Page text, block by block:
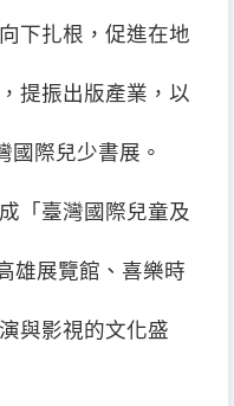
下扎根，促進在地
提振出版產業，以
國際兒少書展。
「臺灣國際兒童及
雄展覽館、喜樂時
與影視的文化盛